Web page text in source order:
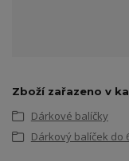
Zboží zařazeno v
Dárkové balíčky
Dárkový balíček do